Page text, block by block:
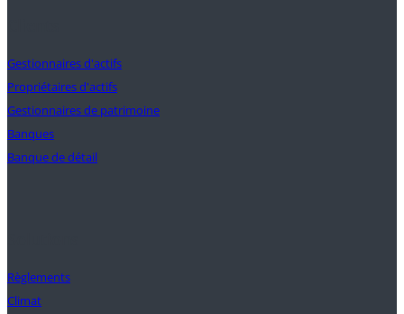
Gestionnaires d'actifs
Propriétaires d'actifs
Gestionnaires de patrimoine
Banques
Banque de détail
Règlements
Climat